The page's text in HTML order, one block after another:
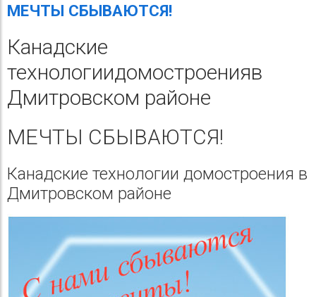
МЕЧТЫ СБЫВАЮТСЯ!
Канадские
технологиидомостроенияв
Дмитровском районе
МЕЧТЫ СБЫВАЮТСЯ!
Канадские технологии домостроения в
Дмитровском районе